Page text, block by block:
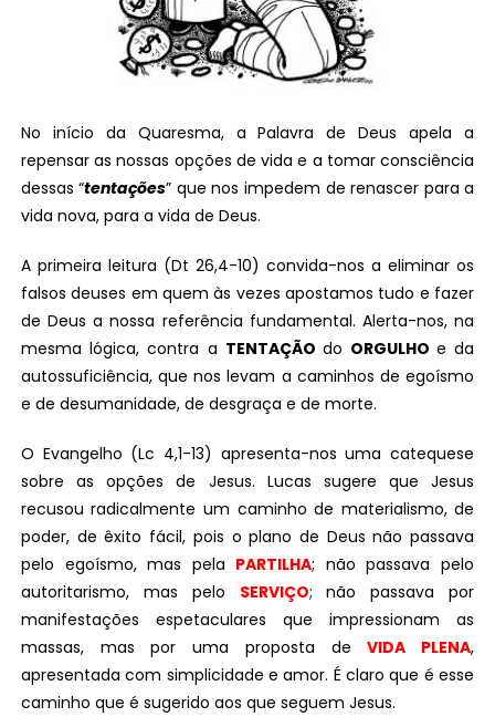
No início da Quaresma, a Palavra de Deus apela a
repensar as nossas opções de vida e a tomar consciência
dessas “tentações” que nos impedem de renascer para a
vida nova, para a vida de Deus.
A primeira leitura (Dt 26,4-10) convida-nos a eliminar os
falsos deuses em quem às vezes apostamos tudo e fazer
de Deus a nossa referência fundamental. Alerta-nos, na
mesma lógica, contra a TENTAÇÃOdo ORGULHO e da
autossuficiência, que nos levam a caminhos de egoísmo
e de desumanidade, de desgraça e de morte.
O Evangelho (Lc 4,1-13) apresenta-nos uma catequese
sobre as opções de Jesus. Lucas sugere que Jesus
recusou radicalmente um caminho de materialismo, de
poder, de êxito fácil, pois o plano de Deus não passava
pelo egoísmo, mas pela PARTILHA; não passava pelo
autoritarismo, mas pelo SERVIÇO; não passava por
manifestações espetaculares que impressionam as
massas, mas por uma proposta deVIDA PLENA,
apresentada com simplicidade e amor. É claro que é esse
caminho que é sugerido aos que seguem Jesus.